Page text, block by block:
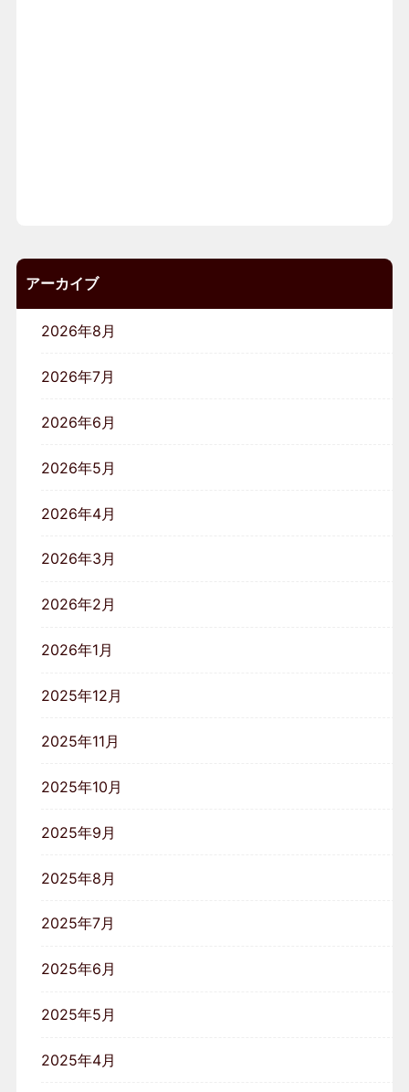
アーカイブ
2026年8月
2026年7月
2026年6月
2026年5月
2026年4月
2026年3月
2026年2月
2026年1月
2025年12月
2025年11月
2025年10月
2025年9月
2025年8月
2025年7月
2025年6月
2025年5月
2025年4月